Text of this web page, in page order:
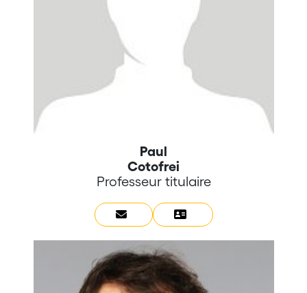
Paul
Cotofrei
Professeur titulaire